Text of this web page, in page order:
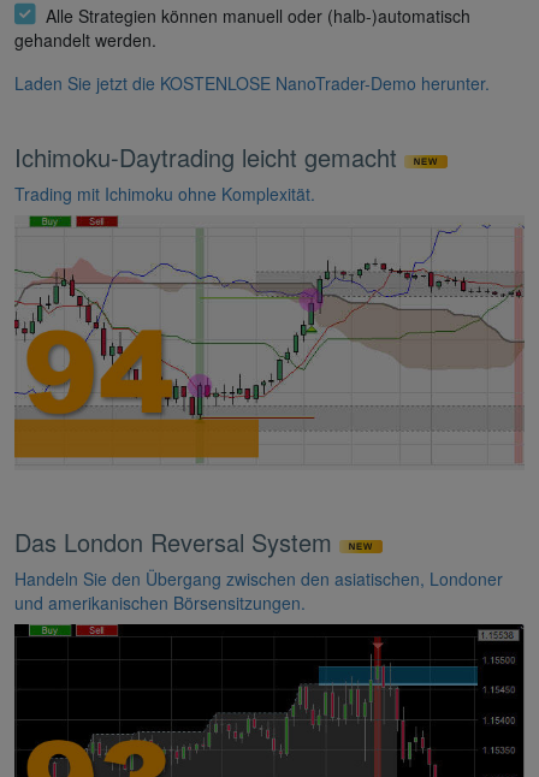
Alle Strategien können manuell oder (halb-)automatisch
gehandelt werden.
Laden Sie jetzt die KOSTENLOSE NanoTrader-Demo herunter.
Ichimoku-Daytrading leicht gemacht
Trading mit Ichimoku ohne Komplexität.
Das London Reversal System
Handeln Sie den Übergang zwischen den asiatischen, Londoner
und amerikanischen Börsensitzungen.